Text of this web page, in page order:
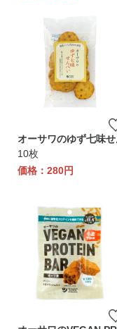
オーサワのゆず七味
10枚
価格：280円